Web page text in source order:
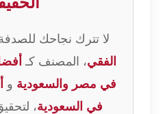
لا تترك نجاحك
الفقي، المصنف كـ
في مصر والسعودية و
في السعودية،